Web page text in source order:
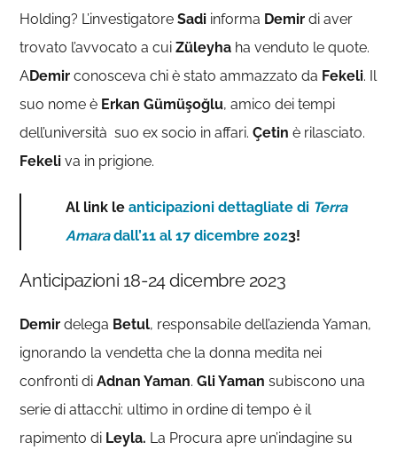
Holding? L’investigatoreSadi informa Demir di aver
trovato l’avvocato a cuiZüleyha ha venduto le quote.
ADemir conosceva chi è stato ammazzato da Fekeli. Il
suo nome è Erkan Gümüşoğlu, amico dei tempi
dell’università suo ex socio in affari. Çetin è rilasciato.
Fekeli va in prigione.
Al link leanticipazioni dettagliate di Terra
Amaradall’11 al 17 dicembre 2023!
Anticipazioni 18-24 dicembre 2023
Demir delega Betul, responsabile dell’azienda Yaman,
ignorando la vendetta che la donna medita nei
confronti diAdnan Yaman.Gli Yaman subiscono una
serie di attacchi: ultimo in ordine di tempo è il
rapimento di Leyla. La Procura apre un’indagine su